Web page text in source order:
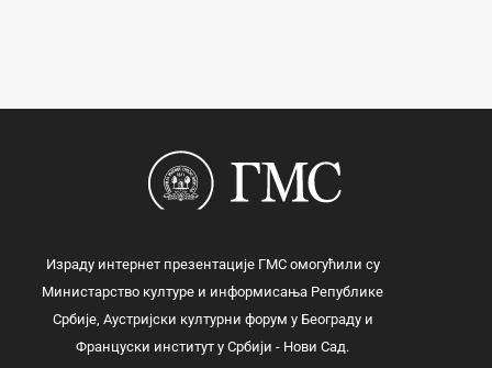
Израду интернет презентације ГМС омогућили су
Министарство културе и информисања Републике
Србије, Аустријски културни форум у Београду и
Француски институт у Србији - Нови Сад.